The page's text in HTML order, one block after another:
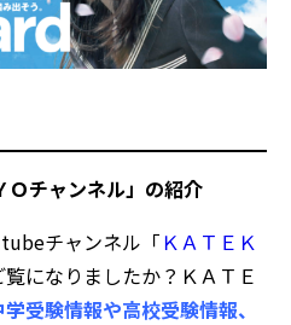
チャンネル」の紹介
チャンネル「ＫＡＴＥＫ
覧になりましたか？ＫＡＴＥ
学受験情報や高校受験情報、